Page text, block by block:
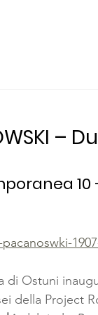
–
10
di Ostuni
della Project